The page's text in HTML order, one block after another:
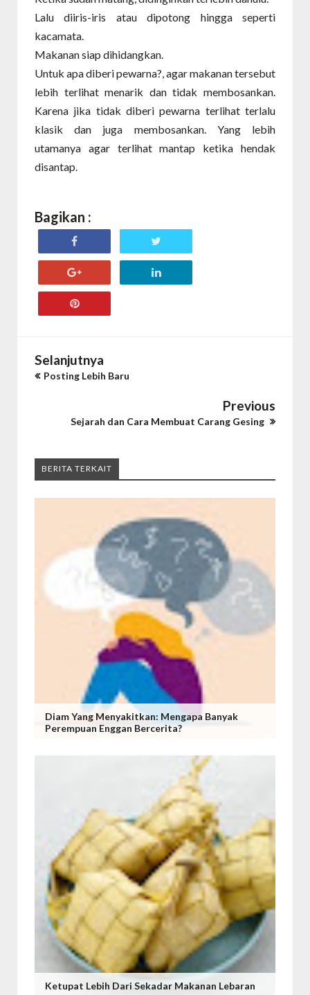
Lalu diiris-iris atau dipotong hingga seperti
kacamata.
Makanan siap dihidangkan.
Untuk apa diberi pewarna?, agar makanan tersebut
lebih terlihat menarik dan tidak membosankan.
Karena jika tidak diberi pewarna terlihat terlalu
klasik dan juga membosankan. Yang lebih
utamanya agar terlihat mantap ketika hendak
disantap.
Bagikan :
Selanjutnya
Posting Lebih Baru
Previous
Sejarah dan Cara Membuat Carang Gesing
BERITA TERKAIT
Diam Yang Menyakitkan: Mengapa Banyak
Perempuan Enggan Bercerita?
Ketupat Lebih Dari Sekadar Makanan Lebaran